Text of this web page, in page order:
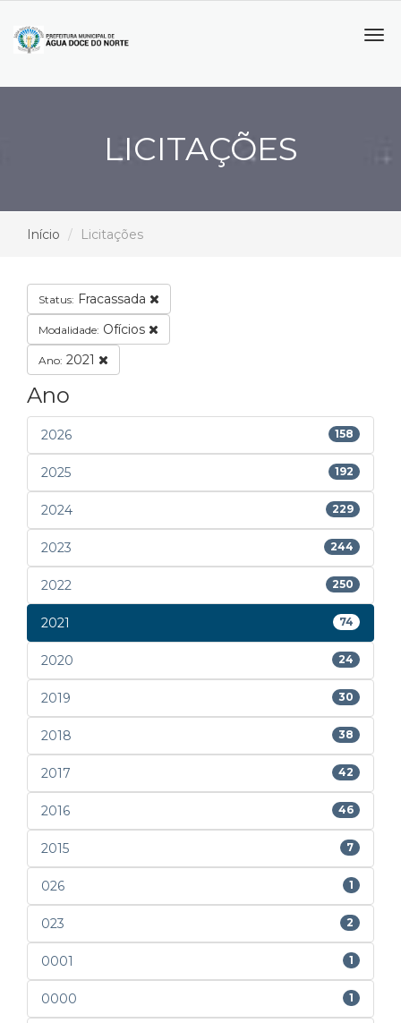
LICITAÇÕES
Início Licitações
Status: Fracassada
Modalidade: Ofícios
Ano: 2021
Ano
2026 158
2025 192
2024 229
2023 244
2022 250
2021 74
2020 24
2019 30
2018 38
2017 42
2016 46
2015 7
026 1
023 2
0001 1
0000 1